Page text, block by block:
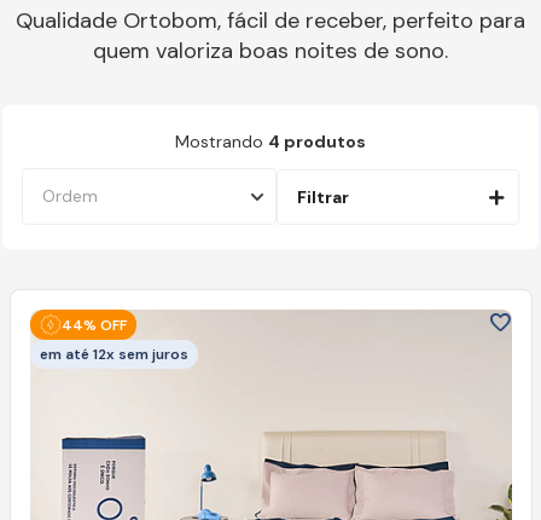
Qualidade Ortobom, fácil de receber, perfeito para
quem valoriza boas noites de sono.
Mostrando 4 produtos
Filtrar
44% OFF
em até 12x sem juros